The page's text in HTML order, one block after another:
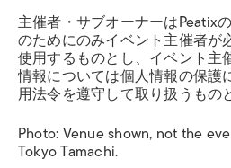
主催者・サブオーナーはPeatix
のためにのみイベント主催者が
使用するものとし、イベント主
情報については個人情報の保護
用法令を遵守して取り扱うもの
Photo: Venue shown, not the
Tokyo Tamachi.